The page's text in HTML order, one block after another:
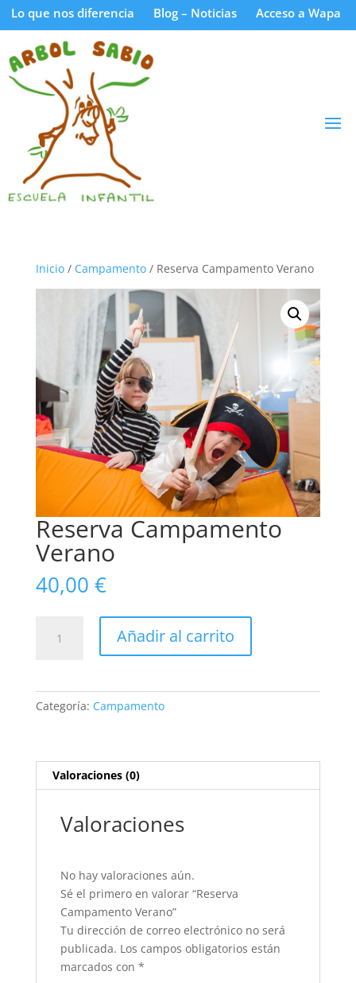
Lo que nos diferencia Blog – Noticias Acceso a Wapa
Inicio/ Campamento/ Reserva Campamento Verano
Reserva Campamento
Verano
40,00 €
Campamento
Añadir al carrito
Categoría: Campamento
Valoraciones (0)
Valoraciones
No hay valoraciones aún.
Sé el primero en valorar “Reserva
Campamento Verano”
Tu dirección de correo electrónico no será
publicada. Los campos obligatorios están
marcados con *